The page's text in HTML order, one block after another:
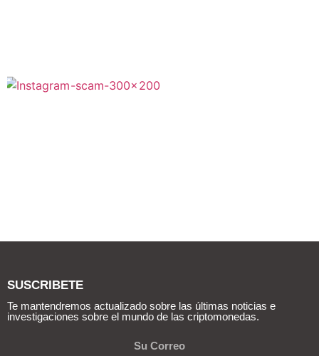
SUSCRIBETE
Te mantendremos actualizado sobre las últimas noticias e
investigaciones sobre el mundo de las criptomonedas.